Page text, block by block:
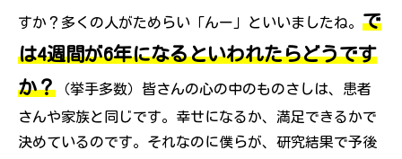
すか？多くの人がためらい「んー」といいましたね。 で
は4週間が6年になるといわれたらどうです
か？ （挙手多数）皆さんの心の中のものさしは、患者
さんや家族と同じです。幸せになるか、満足できるかで
決めているのです。それなのに僕らが、研究結果で予後